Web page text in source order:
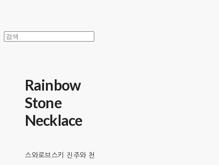
Rainbow
Stone
Necklace
스와로브스키 진주와 천